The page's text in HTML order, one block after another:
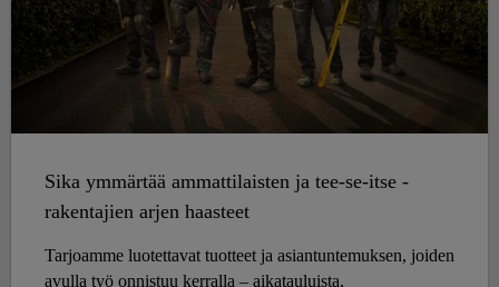
Sika ymmärtää ammattilaisten ja tee-se-itse -
rakentajien arjen haasteet
Tarjoamme luotettavat tuotteet ja asiantuntemuksen, joiden
avulla työ onnistuu kerralla – aikatauluista,